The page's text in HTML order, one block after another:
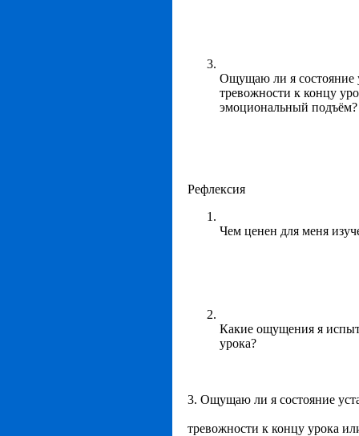
Ощущаю ли я состояние
тревожности к концу
эмоциональный подъём?
Рефлексия
Чем ценен для меня
Какие ощущения я
урока?
3. Ощущаю ли я состояние
тревожности к концу урока